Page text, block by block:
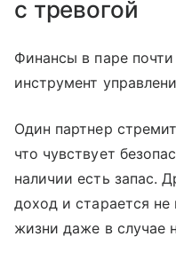
с тревогой
Финансы в паре
инструмент
Один партнер
что чувствует
наличии есть запас.
доход и старается
жизни даже в случае